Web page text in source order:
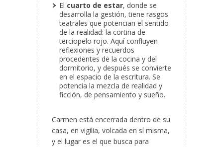
El cuarto de estar, donde se
desarrolla la gestión, tiene rasgos
teatrales que potencian el sentido
de la realidad: la cortina de
terciopelo rojo. Aquí confluyen
reflexiones y recuerdos
procedentes de la cocina y del
dormitorio, y después se convierte
en el espacio de la escritura. Se
potencia la mezcla de realidad y
ficción, de pensamiento y sueño.
Carmen está encerrada dentro de su
casa, en vigilia, volcada en sí misma,
y el lugar es el que busca para